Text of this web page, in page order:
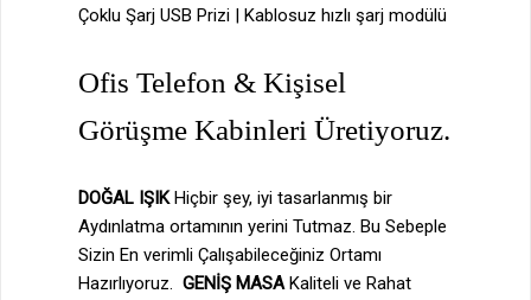
Çoklu Şarj USB Prizi | Kablosuz hızlı şarj modülü
Ofis Telefon & Kişisel
Görüşme Kabinleri Üretiyoruz.
DOĞAL IŞIKHiçbir şey, iyi tasarlanmış bir
Aydınlatma ortamının yerini Tutmaz. Bu Sebeple
Sizin En verimli Çalışabileceğiniz Ortamı
Hazırlıyoruz. GENİŞ MASAKaliteli ve Rahat